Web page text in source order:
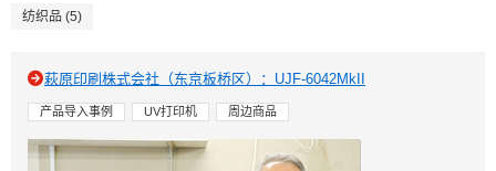
纺织品 (5)
萩原印刷株式会社（东京板桥区）：UJF-6042MkII
产品导入事例 UV打印机 周边商品